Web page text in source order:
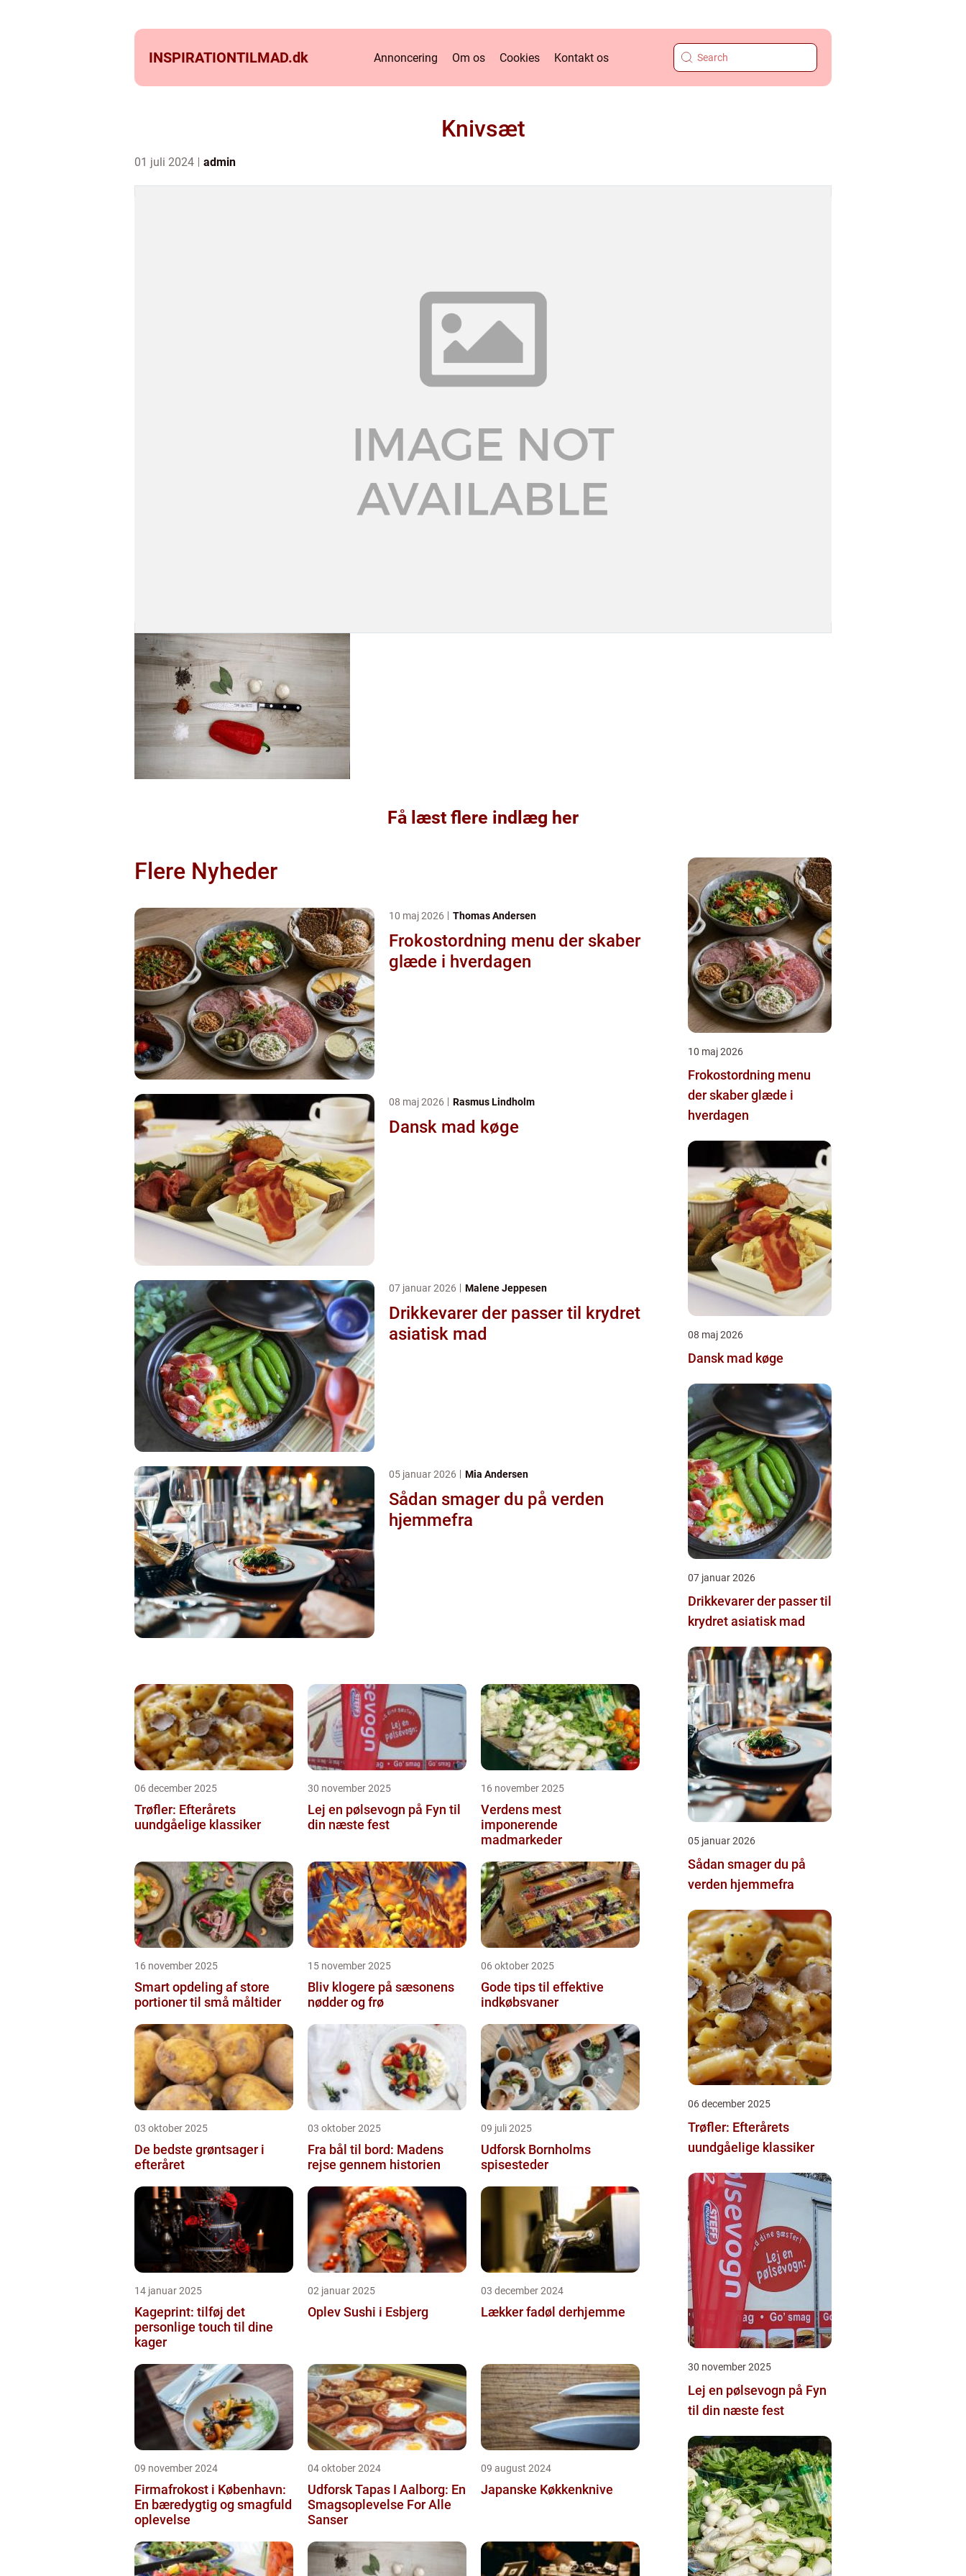
INSPIRATIONTILMAD.dk Annoncering Om os Cookies Kontakt os
Knivsæt
01 juli 2024 admin
Få læst flere indlæg her
Flere Nyheder
10 maj 2026 Thomas Andersen
Frokostordning menu der skaber
glæde i hverdagen
08 maj 2026 Rasmus Lindholm
Dansk mad køge
07 januar 2026 Malene Jeppesen
Drikkevarer der passer til krydret
asiatisk mad
05 januar 2026 Mia Andersen
Sådan smager du på verden
hjemmefra
06 december 2025
Trøfler: Efterårets
uundgåelige klassiker
30 november 2025
Lej en pølsevogn på Fyn til
din næste fest
16 november 2025
Verdens mest
imponerende
madmarkeder
16 november 2025
Smart opdeling af store
portioner til små måltider
15 november 2025
Bliv klogere på sæsonens
nødder og frø
06 oktober 2025
Gode tips til effektive
indkøbsvaner
03 oktober 2025
De bedste grøntsager i
efteråret
03 oktober 2025
Fra bål til bord: Madens
rejse gennem historien
09 juli 2025
Udforsk Bornholms
spisesteder
14 januar 2025
Kageprint: tilføj det
personlige touch til dine
kager
02 januar 2025
Oplev Sushi i Esbjerg
03 december 2024
Lækker fadøl derhjemme
09 november 2024
Firmafrokost i København:
En bæredygtig og smagfuld
oplevelse
04 oktober 2024
Udforsk Tapas I Aalborg: En
Smagsoplevelse For Alle
Sanser
09 august 2024
Japanske Køkkenknive
10 maj 2026
Frokostordning menu
der skaber glæde i
hverdagen
08 maj 2026
Dansk mad køge
07 januar 2026
Drikkevarer der passer til
krydret asiatisk mad
05 januar 2026
Sådan smager du på
verden hjemmefra
06 december 2025
Trøfler: Efterårets
uundgåelige klassiker
30 november 2025
Lej en pølsevogn på Fyn
til din næste fest